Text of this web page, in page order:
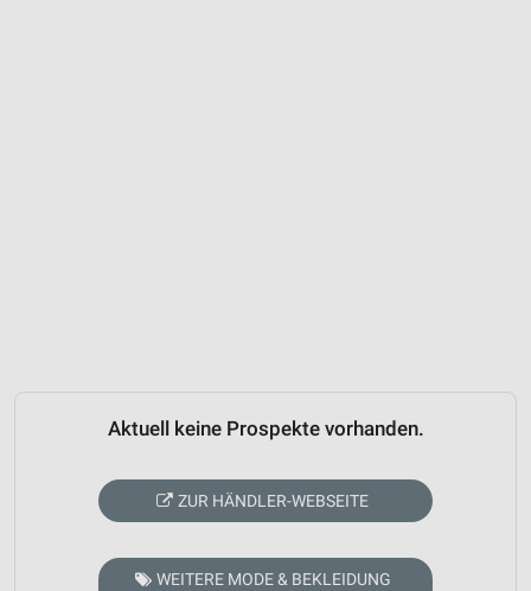
Aktuell keine Prospekte vorhanden.
ZUR HÄNDLER-WEBSEITE
WEITERE MODE & BEKLEIDUNG